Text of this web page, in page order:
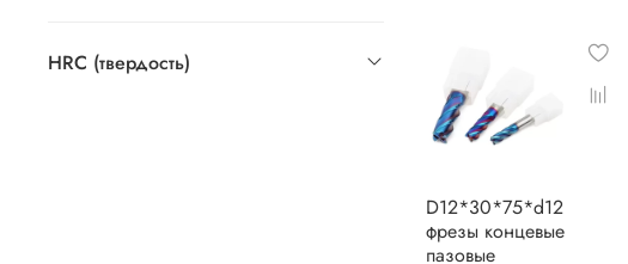
D12*30*75*d12
фрезы концевые
пазовые
HRC (твердость)